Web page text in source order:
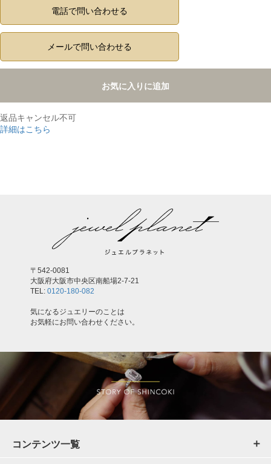
電話で問い合わせる
メールで問い合わせる
お気に入りに追加
返品キャンセル不可
詳細はこちら
〒542-0081
大阪府大阪市中央区南船場2-7-21
TEL: 0120-180-082
気になるジュエリーのことは
お気軽にお問い合わせください。
コンテンツ一覧